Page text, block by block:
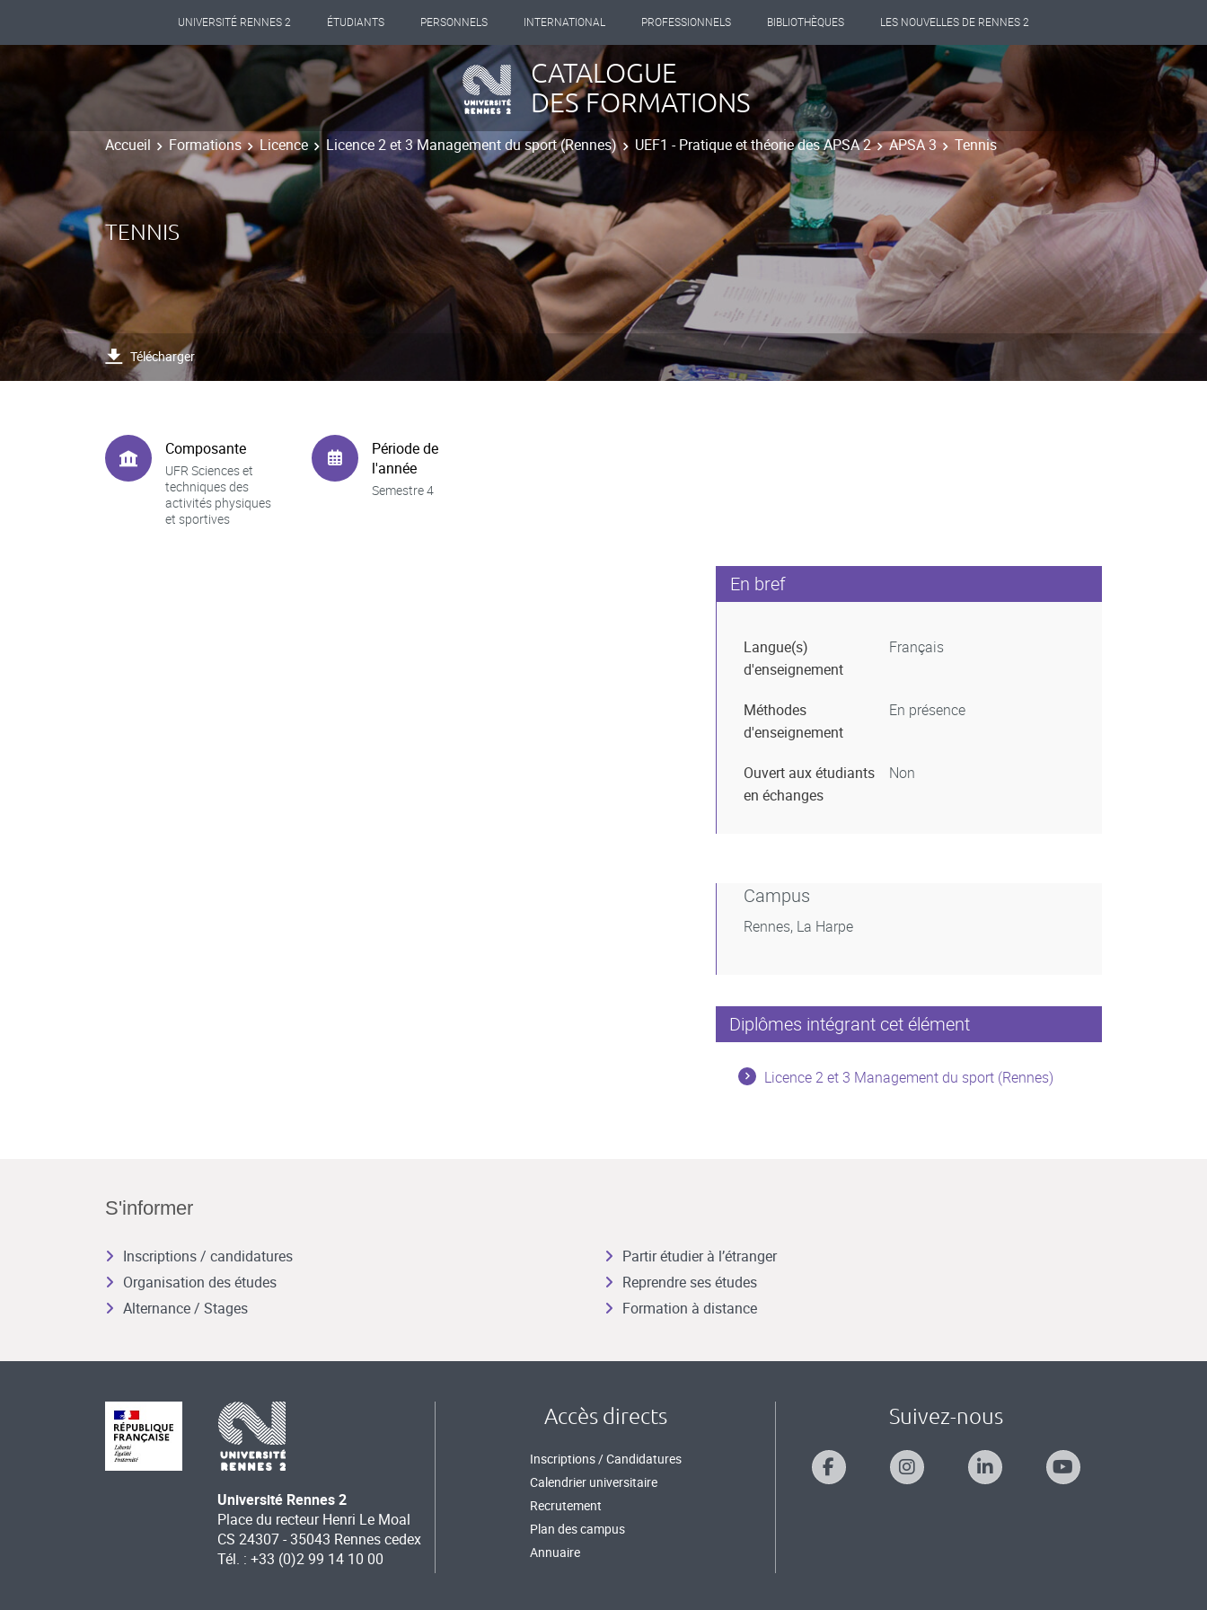
UNIVERSITÉ RENNES 2 ÉTUDIANTS PERSONNELS INTERNATIONAL PROFESSIONNELS BIBLIOTHÈQUES LES NOUVELLES DE RENNES 2
CATALOGUE
DES FORMATIONS
Accueil Formations Licence Licence 2 et 3 Management du sport (Rennes) UEF1 - Pratique et théorie des APSA 2 APSA 3 Tennis
TENNIS
Télécharger
Composante
UFR Sciences et
techniques des
activités physiques
et sportives
Période de
l'année
Semestre 4
En bref
Langue(s)
d'enseignement
Français
Méthodes
d'enseignement
En présence
Ouvert aux étudiants
en échanges
Non
Campus
Rennes, La Harpe
Diplômes intégrant cet élément
Licence 2 et 3 Management du sport (Rennes)
S'informer
Inscriptions / candidatures
Organisation des études
Alternance / Stages
Partir étudier à l’étranger
Reprendre ses études
Formation à distance
Université Rennes 2
Place du recteur Henri Le Moal
CS 24307 - 35043 Rennes cedex
Tél. : +33 (0)2 99 14 10 00
Accès directs
Inscriptions / Candidatures
Calendrier universitaire
Recrutement
Plan des campus
Annuaire
Suivez-nous